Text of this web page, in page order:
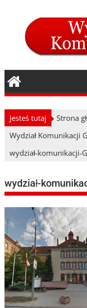
Jesteś tutaj Strona
Wydział Komunikacji
wydział-komunikacji-
wydział-